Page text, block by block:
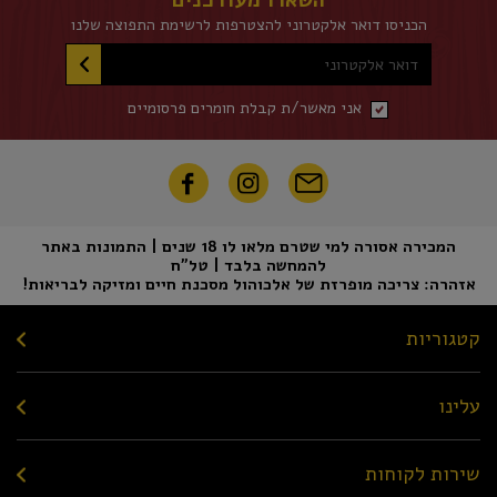
הכניסו דואר אלקטרוני להצטרפות לרשימת התפוצה שלנו
דואר אלקטרוני
אני מאשר/ת קבלת חומרים פרסומיים
המכירה אסורה למי שטרם מלאו לו 18 שנים | התמונות באתר
להמחשה בלבד | טל"ח
אזהרה: צריכה מופרזת של אלכוהול מסכנת חיים ומזיקה לבריאות!
קטגוריות
עלינו
שירות לקוחות